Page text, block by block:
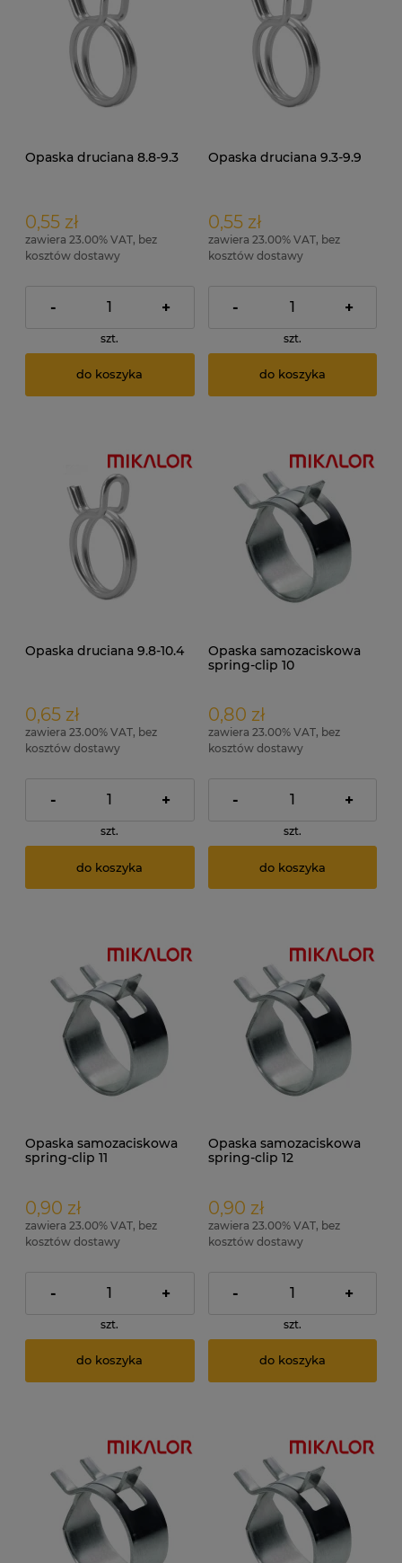
Opaska druciana 8.8-9.3
0,55 zł
zawiera 23.00% VAT, bez
kosztów dostawy
- +
szt.
do koszyka
Opaska druciana 9.3-9.9
0,55 zł
zawiera 23.00% VAT, bez
kosztów dostawy
- +
szt.
do koszyka
Opaska druciana 9.8-10.4
0,65 zł
zawiera 23.00% VAT, bez
kosztów dostawy
- +
szt.
do koszyka
Opaska samozaciskowa
spring-clip 10
0,80 zł
zawiera 23.00% VAT, bez
kosztów dostawy
- +
szt.
do koszyka
Opaska samozaciskowa
spring-clip 11
0,90 zł
zawiera 23.00% VAT, bez
kosztów dostawy
- +
szt.
do koszyka
Opaska samozaciskowa
spring-clip 12
0,90 zł
zawiera 23.00% VAT, bez
kosztów dostawy
- +
szt.
do koszyka